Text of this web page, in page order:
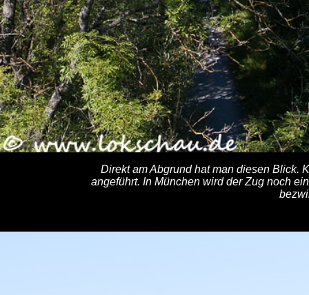
Direkt am Abgrund hat man diesen Blick.
angeführt. In München wird der Zug noch